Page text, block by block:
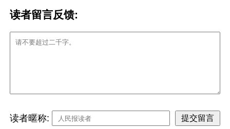
读者留言反馈:
读者暱称: